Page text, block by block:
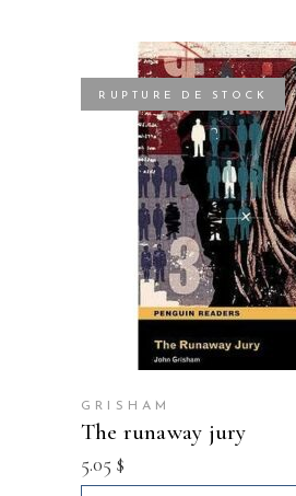
RUPTURE DE STOCK
GRISHAM
the runaway jury
5.05 $